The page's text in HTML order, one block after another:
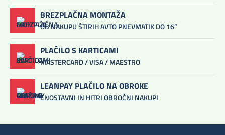
BREZPLAČNA MONTAŽA
OB NAKUPU ŠTIRIH AVTO PNEVMATIK DO 16”
PLAČILO S KARTICAMI
MASTERCARD / VISA / MAESTRO
LEANPAY PLAČILO NA OBROKE
ENOSTAVNI IN HITRI OBROČNI NAKUPI